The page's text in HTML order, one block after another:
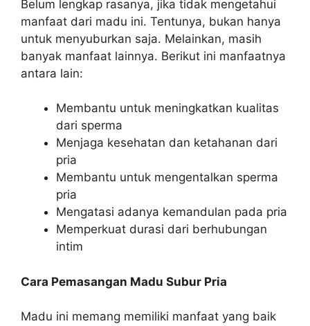
Belum lengkap rasanya, jika tidak mengetahui
manfaat dari madu ini. Tentunya, bukan hanya
untuk menyuburkan saja. Melainkan, masih
banyak manfaat lainnya. Berikut ini manfaatnya
antara lain:
Membantu untuk meningkatkan kualitas
dari sperma
Menjaga kesehatan dan ketahanan dari
pria
Membantu untuk mengentalkan sperma
pria
Mengatasi adanya kemandulan pada pria
Memperkuat durasi dari berhubungan
intim
Cara Pemasangan Madu Subur Pria
Madu ini memang memiliki manfaat yang baik